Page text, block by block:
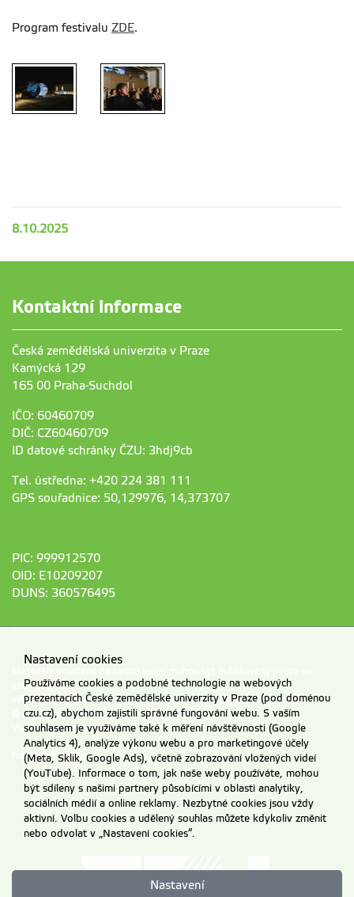
Program festivalu ZDE.
8.10.2025
Kontaktní informace
Česká zemědělská univerzita v Praze
Kamýcká 129
165 00 Praha-Suchdol
IČO: 60460709
DIČ: CZ60460709
ID datové schránky ČZU: 3hdj9cb
Tel. ústředna: +420 224 381 111
GPS souřadnice: 50,129976, 14,373707
PIC: 999912570
OID: E10209207
DUNS: 360576495
souhlasem ČZU.
Informace o zpracování a ochraně osobních údajů na ČZU v Praze.
© 2026 Česká zemědělská univerzita v Praze
Všechna práva vyhrazena
Nastavení cookies
Nastavení cookies
Používáme cookies a podobné technologie na webových
prezentacích České zemědělské univerzity v Praze (pod doménou
czu.cz), abychom zajistili správné fungování webu. S vaším
souhlasem je využíváme také k měření návštěvnosti (Google
Analytics 4), analýze výkonu webu a pro marketingové účely
(Meta, Sklik, Google Ads), včetně zobrazování vložených videí
(YouTube). Informace o tom, jak naše weby používáte, mohou
být sdíleny s našimi partnery působícími v oblasti analytiky,
sociálních médií a online reklamy. Nezbytné cookies jsou vždy
aktivní. Volbu cookies a udělený souhlas můžete kdykoliv změnit
nebo odvolat v „Nastavení cookies“.
Nastavení